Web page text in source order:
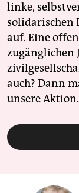
linke,
solidarischen
auf. Eine
zugänglichen
auch? Dann
unsere Aktion.